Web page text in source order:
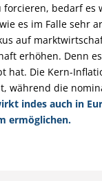
forcieren, bedarf es
es im Falle sehr
auf
erhöhen. Denn
hat. Die Kern-
während die
indes auch in
ermöglichen.